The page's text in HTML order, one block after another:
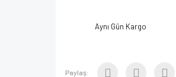
Aynı Gün Kargo
Paylaş: